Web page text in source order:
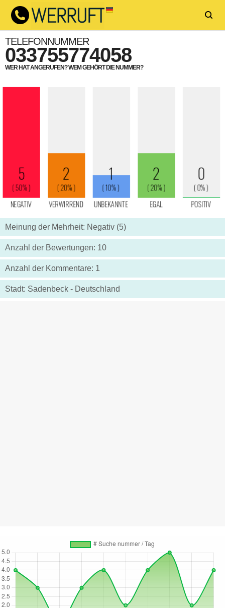
TELEFONNUMMER
033755774058
WER HAT ANGERUFEN? WEM GEHÖRT DIE NUMMER?
Meinung der Mehrheit: Negativ (5)
Anzahl der Bewertungen: 10
Anzahl der Kommentare: 1
Stadt: Sadenbeck - Deutschland